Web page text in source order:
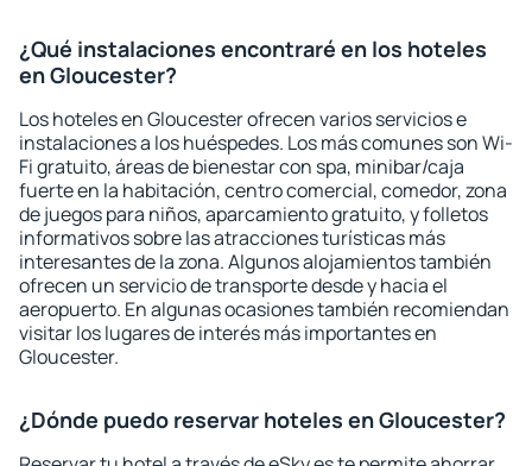
¿Qué instalaciones encontraré en los hoteles
en Gloucester?
Los hoteles en Gloucester ofrecen varios servicios e
instalaciones a los huéspedes. Los más comunes son Wi-
Fi gratuito, áreas de bienestar con spa, minibar/caja
fuerte en la habitación, centro comercial, comedor, zona
de juegos para niños, aparcamiento gratuito, y folletos
informativos sobre las atracciones turísticas más
interesantes de la zona. Algunos alojamientos también
ofrecen un servicio de transporte desde y hacia el
aeropuerto. En algunas ocasiones también recomiendan
visitar los lugares de interés más importantes en
Gloucester.
¿Dónde puedo reservar hoteles en Gloucester?